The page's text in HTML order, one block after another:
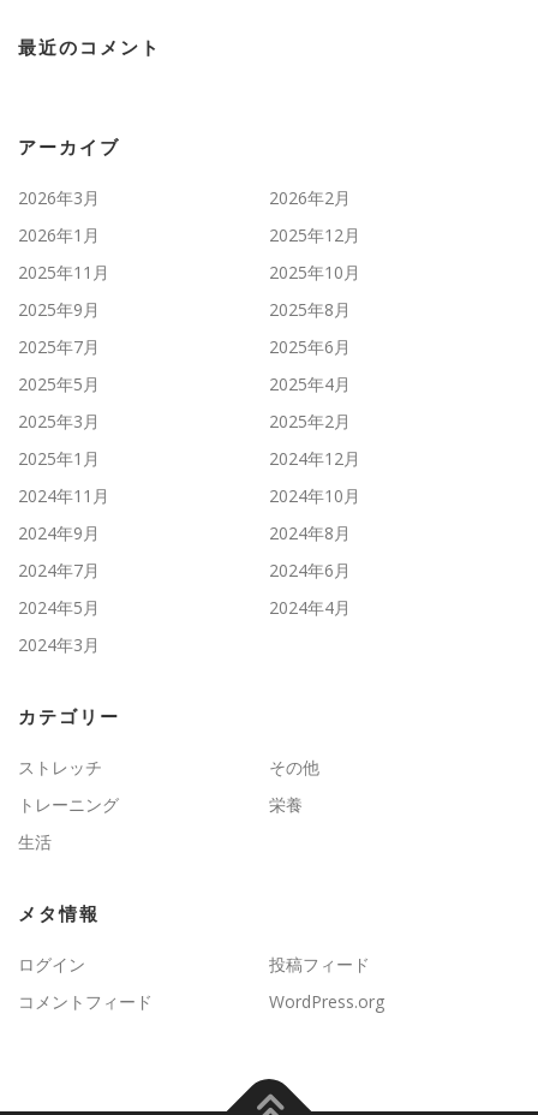
最近のコメント
アーカイブ
2026年3月
2026年2月
2026年1月
2025年12月
2025年11月
2025年10月
2025年9月
2025年8月
2025年7月
2025年6月
2025年5月
2025年4月
2025年3月
2025年2月
2025年1月
2024年12月
2024年11月
2024年10月
2024年9月
2024年8月
2024年7月
2024年6月
2024年5月
2024年4月
2024年3月
カテゴリー
ストレッチ
その他
トレーニング
栄養
生活
メタ情報
ログイン
投稿フィード
コメントフィード
WordPress.org